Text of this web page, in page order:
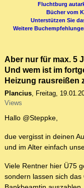
Fluchtburg
Bücher vom
Unterstützen Sie
Weitere
Aber nur für max. 5
Und wem ist im
Heizung rausreißen
Plancius, Freitag,
Views
Hallo @Steppke,
due vergisst in deinen
und im Alter einfach
Viele Rentner hier Ü75
sondern lassen sich